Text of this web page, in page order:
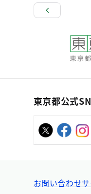
東京都公式
お問い合わせ